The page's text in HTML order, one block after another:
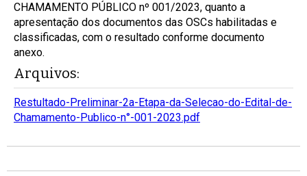
CHAMAMENTO PÚBLICO nº 001/2023, quanto a
apresentação dos documentos das OSCs habilitadas e
classificadas, com o resultado conforme documento
anexo.
Arquivos:
Restultado-Preliminar-2a-Etapa-da-Selecao-do-Edital-de-
Chamamento-Publico-n°-001-2023.pdf